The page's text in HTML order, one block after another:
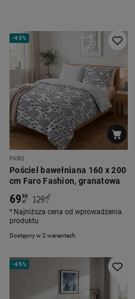
-45%
FARO
Pościel bawełniana 160 x 200
cm Faro Fashion, granatowa
Dostępny w 2 wariantach
6990
zł 129 00
zł
*
Najniższa cena od wprowadzenia
produktu
-45%